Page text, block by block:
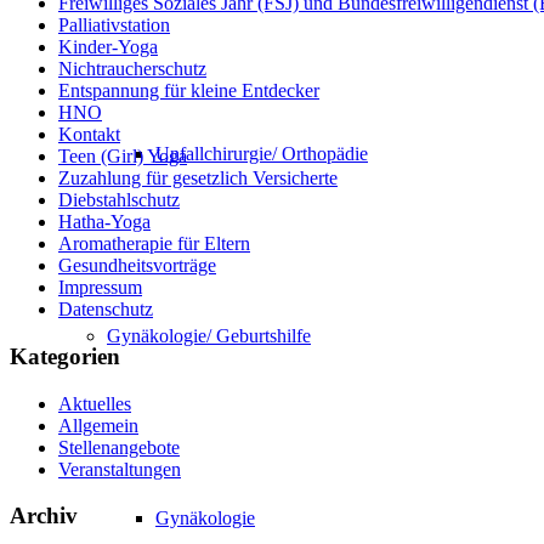
Unfallchirurgie/ Orthopädie
Gynäkologie/ Geburtshilfe
Gynäkologie
Palliativstation
Kinder-Yoga
Nichtraucherschutz
Entspannung für kleine Entdecker
HNO
Kontakt
Teen (Girl) Yoga
Zuzahlung für gesetzlich Versicherte
Diebstahlschutz
Hatha-Yoga
Aromatherapie für Eltern
Gesundheitsvorträge
Impressum
Datenschutz
Kategorien
Aktuelles
Allgemein
Stellenangebote
Veranstaltungen
Archiv